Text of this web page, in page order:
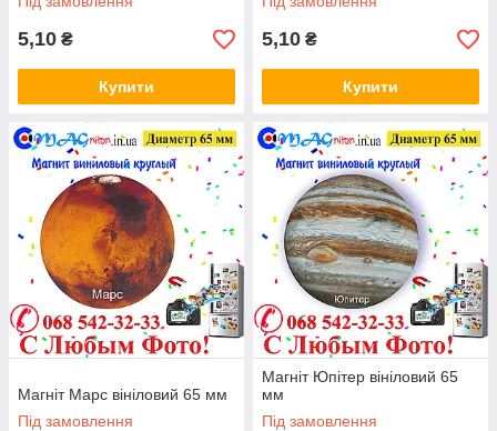
5,10 ₴
Купити
5,10 ₴
Купити
Магніт Марс вініловий 65 мм
Під замовлення
Магніт Юпітер вініловий 65
мм
Під замовлення